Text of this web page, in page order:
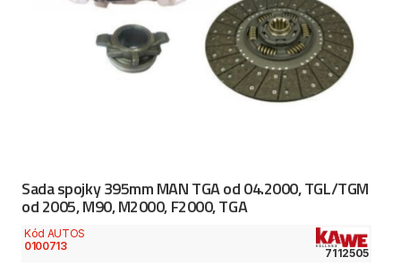
Sada spojky 395mm MAN TGA od 04.2000, TGL/TGM
od 2005, M90, M2000, F2000, TGA
Kód AUTOS
0100713
7112505